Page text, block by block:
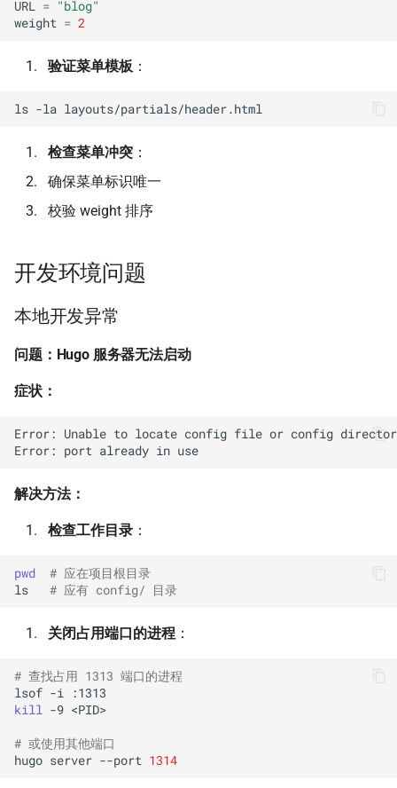
URL
= "blog"
weight = 2
验证菜单模板 ：
ls -la
检查菜单冲突 ：
确保菜单标识唯一
校验 weight 排序
开发环境问题
本地开发异常
问题：Hugo 服务器无法启动
症状：
Error: Unable to locate config file or config
解决方法：
检查工作目录 ：
pwd
# 应在项目根目录
ls
# 应有 config/ 目录
关闭占用端口的进程 ：
# 查找占用 1313 端口的进程
lsof -i
kill
-9 <PID>
# 或使用其他端口
hugo server --port 1314